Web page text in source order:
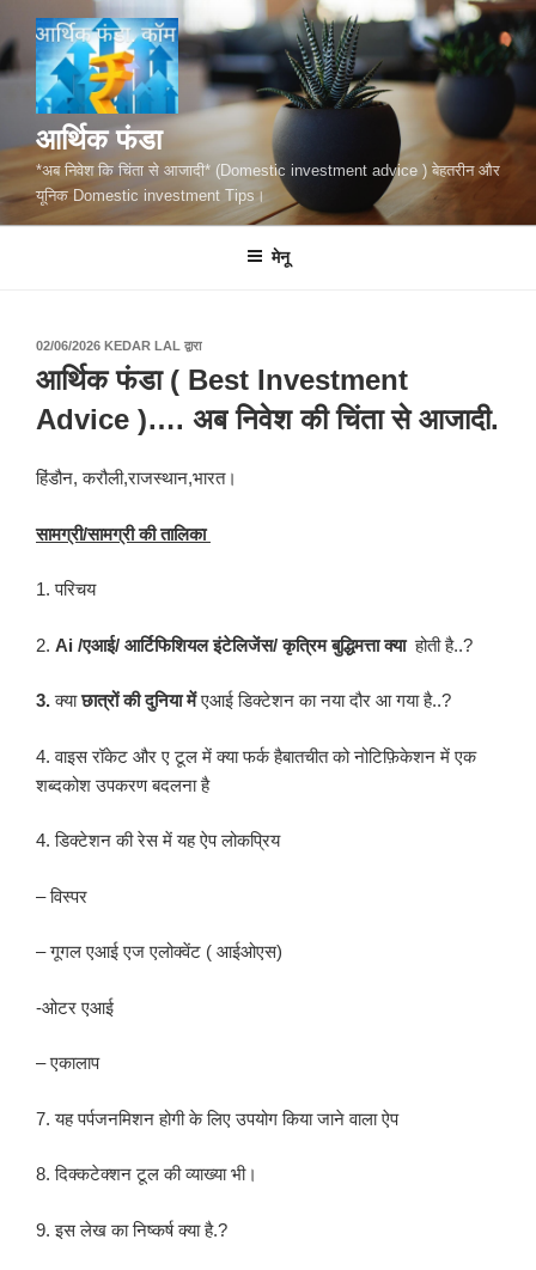
पर
जाएं
आर्थिक फंडा
*अब निवेश कि चिंता से आजादी* (Domestic investment advice ) बेहतरीन और
यूनिक Domestic investment Tips।
मेनू
02/06/2026 पर
प्रकाशित
किया
KEDAR LAL द्वारा
आर्थिक फंडा ( Best Investment
Advice )…. अब निवेश की चिंता से आजादी.
हिंडौन, करौली,राजस्थान,भारत।
सामग्री/सामग्री की तालिका
1. परिचय
2. Ai /एआई/ आर्टिफिशियल इंटेलिजेंस/ कृत्रिम बुद्धिमत्ता क्या होती है..?
3.क्याछात्रों की दुनिया मेंएआई डिक्टेशन का नया दौर आ गया है..?
4. वाइस रॉकेट और ए टूल में क्या फर्क हैबातचीत को नोटिफ़िकेशन में एक
शब्दकोश उपकरण बदलना है
4. डिक्टेशन की रेस में यह ऐप लोकप्रिय
– विस्पर
– गूगल एआई एज एलोक्वेंट ( आईओएस)
-ओटर एआई
– एकालाप
7. यह पर्पजनमिशन होगी के लिए उपयोग किया जाने वाला ऐप
8. दिक्कटेक्शन टूल की व्याख्या भी।
9. इस लेख का निष्कर्ष क्या है.?